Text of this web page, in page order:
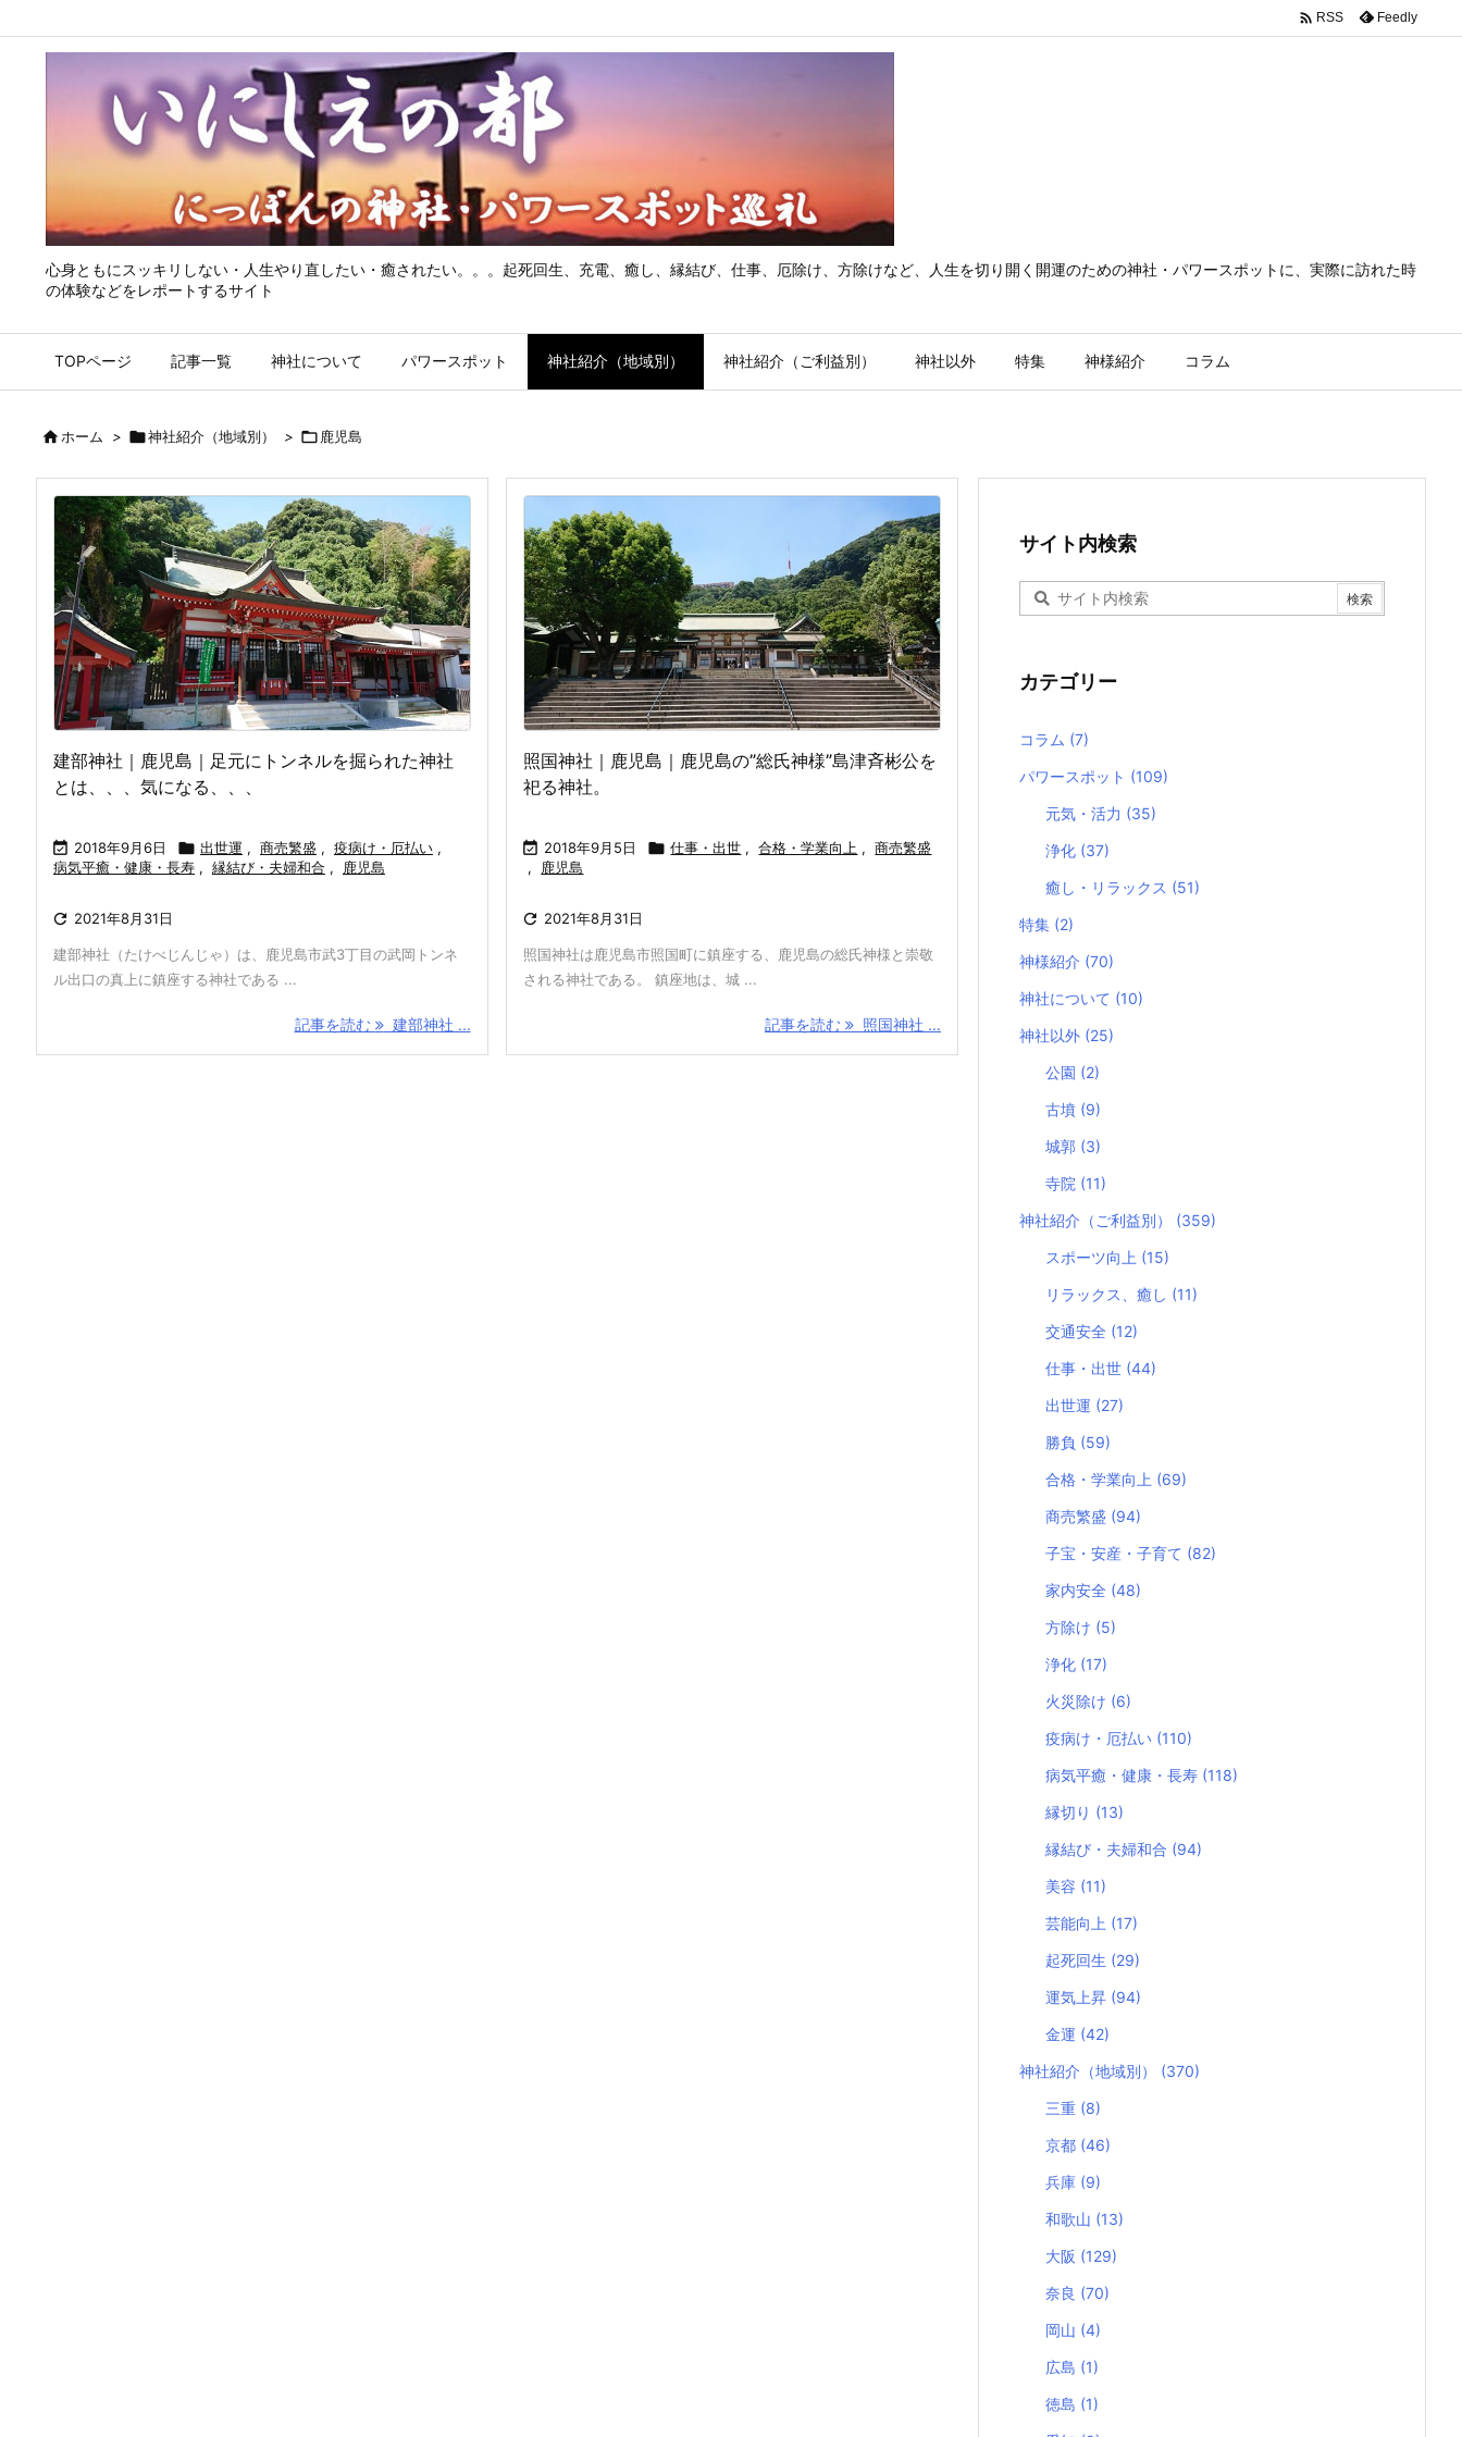
心身ともにスッキリしない・人生やり直したい・癒されたい。。。起死回生、充電、癒し、縁結び、仕事、厄除け、方除けなど、人生を切り開く開運のための神社・パワースポットに、実際に訪れた時
の体験などをレポートするサイト
TOPページ 記事一覧 神社について パワースポット 神社紹介（地域別） 神社紹介（ご利益別） 神社以外 特集 神様紹介 コラム
 RSS Feedly
ホーム > 神社紹介（地域別） >  鹿児島
建部神社｜鹿児島｜足元にトンネルを掘られた神社
とは、、、気になる、、、
 2018年9月6日  出世運 , 商売繁盛 , 疫病け・厄払い ,
病気平癒・健康・長寿 , 縁結び・夫婦和合 , 鹿児島
 2021年8月31日
建部神社（たけべじんじゃ）は、鹿児島市武3丁目の武岡トンネ
ル出口の真上に鎮座する神社である ...
記事を読む 建部神社 ...
照国神社｜鹿児島｜鹿児島の”総氏神様”島津斉彬公を
祀る神社。
 2018年9月5日  仕事・出世 , 合格・学業向上 , 商売繁盛
,
鹿児島
 2021年8月31日
照国神社は鹿児島市照国町に鎮座する、鹿児島の総氏神様と崇敬
される神社である。 鎮座地は、城 ...
記事を読む 照国神社 ...
サイト内検索
カテゴリー
コラム (7)
パワースポット (109)
元気・活力 (35)
浄化 (37)
癒し・リラックス (51)
特集 (2)
神様紹介 (70)
神社について (10)
神社以外 (25)
公園 (2)
古墳 (9)
城郭 (3)
寺院 (11)
神社紹介（ご利益別） (359)
スポーツ向上 (15)
リラックス、癒し (11)
交通安全 (12)
仕事・出世 (44)
出世運 (27)
勝負 (59)
合格・学業向上 (69)
商売繁盛 (94)
子宝・安産・子育て (82)
家内安全 (48)
方除け (5)
浄化 (17)
火災除け (6)
疫病け・厄払い (110)
病気平癒・健康・長寿 (118)
縁切り (13)
縁結び・夫婦和合 (94)
美容 (11)
芸能向上 (17)
起死回生 (29)
運気上昇 (94)
金運 (42)
神社紹介（地域別） (370)
三重 (8)
京都 (46)
兵庫 (9)
和歌山 (13)
大阪 (129)
奈良 (70)
岡山 (4)
広島 (1)
徳島 (1)